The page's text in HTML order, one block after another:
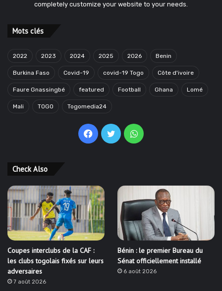
completely customize your website to your needs.
Mots clés
2022 2023 2024 2025 2026 Benin
Burkina Faso Covid-19 covid-19 Togo Côte d'ivoire
Faure Gnassingbé featured Football Ghana Lomé
Mali TOGO Togomedia24
Facebook
TwitterWhatsApp
Check Also
Coupes interclubs de la CAF :
les clubs togolais fixés sur leurs
adversaires
7 août 2026
Bénin : le premier Bureau du
Sénat officiellement installé
6 août 2026